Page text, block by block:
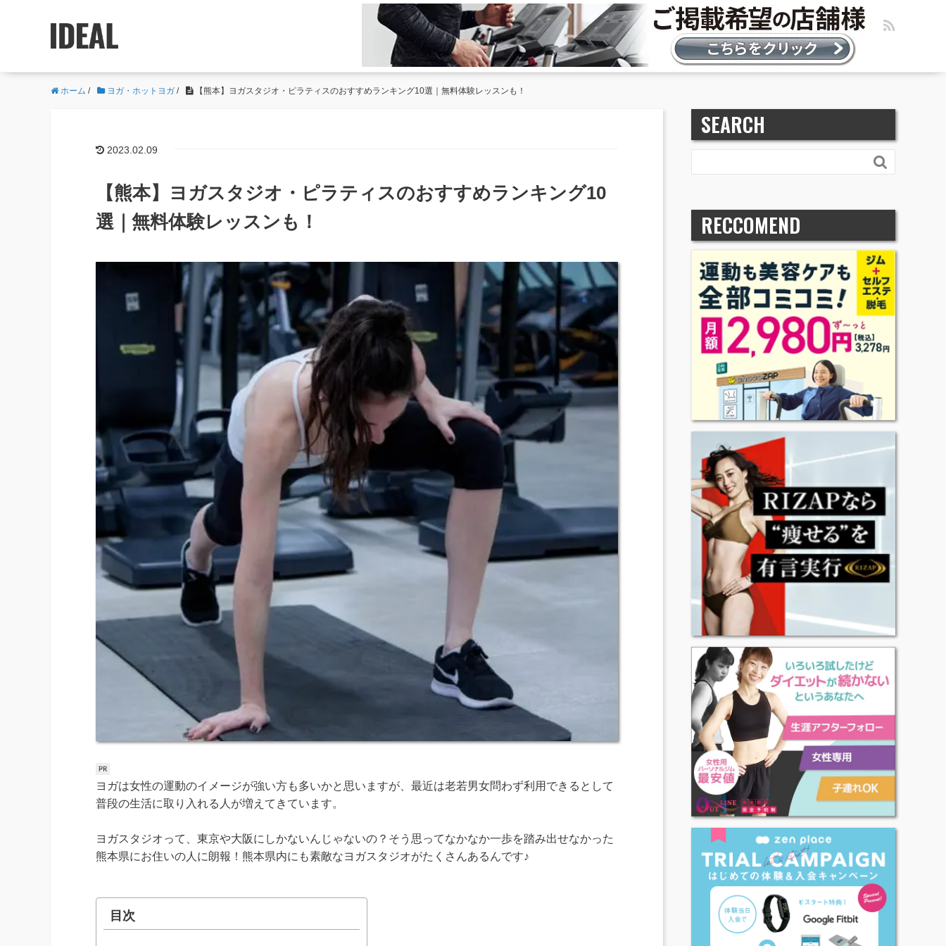
ホーム / ヨガ・ホットヨガ / 【熊本】ヨガスタジオ・ピラティスのおすすめランキング10選｜無料体験レッスンも！
2023.02.09
【熊本】ヨガスタジオ・ピラティスのおすすめランキング10
選｜無料体験レッスンも！
ヨガは女性の運動のイメージが強い方も多いかと思いますが、最近は老若男女問わず利用できるとして
普段の生活に取り入れる人が増えてきています。
ヨガスタジオって、東京や大阪にしかないんじゃないの？そう思ってなかなか一歩を踏み出せなかった
熊本県にお住いの人に朗報！熊本県内にも素敵なヨガスタジオがたくさんあるんです♪
目次
SEARCH

RECCOMEND